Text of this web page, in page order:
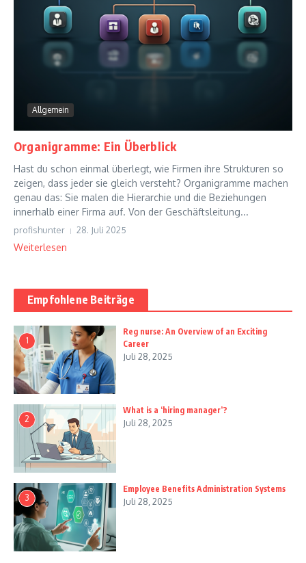
Allgemein
Organigramme: Ein Überblick
Hast du schon einmal überlegt, wie Firmen ihre Strukturen so
zeigen, dass jeder sie gleich versteht? Organigramme machen
genau das: Sie malen die Hierarchie und die Beziehungen
innerhalb einer Firma auf. Von der Geschäftsleitung...
profishunter 28. Juli 2025
Weiterlesen
Empfohlene Beiträge
1
Reg nurse: An Overview of an Exciting
Career
Juli 28, 2025
2
What is a ‘hiring manager’?
Juli 28, 2025
3
Employee Benefits Administration Systems
Juli 28, 2025